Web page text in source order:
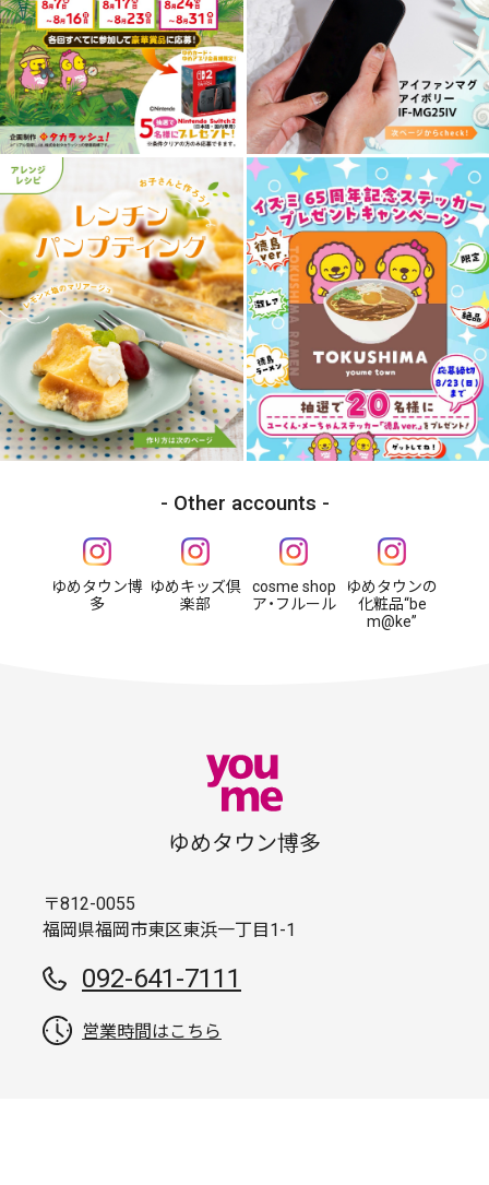
Other accounts
ゆめタウン博
多
ゆめキッズ倶
楽部
cosme shop
ア・フルール
ゆめタウンの
化粧品“be
m@ke”
ゆめタウン博多
〒812-0055
福岡県福岡市東区東浜一丁目1-1
092-641-7111
営業時間はこちら